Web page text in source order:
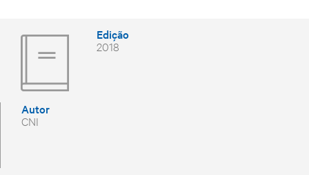
Indústria 2027: Estudo de sistema pr...
Indústria 2027: Estudo de sistema pr...
Indústria 2027: Estudo de sistema pr...
0 páginas
Indústria 2027: Estudo de sistema pr...
0 páginas
Indústria 2027: Estudo de sistema pr...
Edição
2018
Autor
CNI